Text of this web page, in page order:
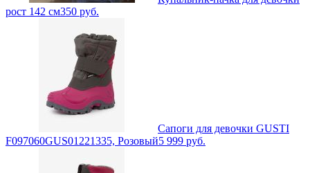
рост 142 см350 руб.
Сапоги для девочки GUSTI
F097060GUS01221335, Розовый5 999 руб.